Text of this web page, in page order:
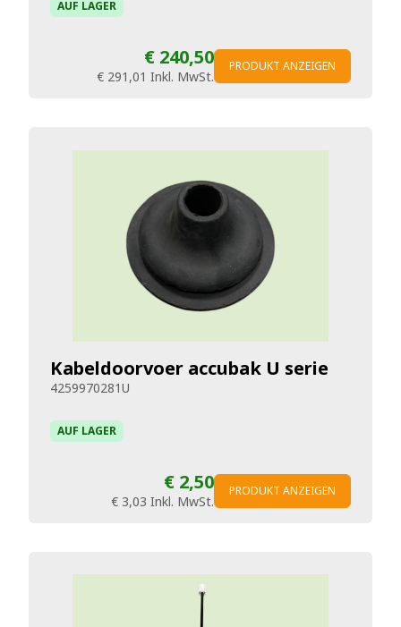
AUF LAGER
€ 240,50
€ 291,01 Inkl. MwSt.
PRODUKT ANZEIGEN
Kabeldoorvoer accubak U serie
4259970281U
AUF LAGER
€ 2,50
€ 3,03 Inkl. MwSt.
PRODUKT ANZEIGEN